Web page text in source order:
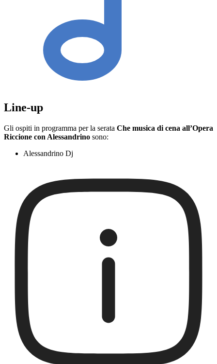
Line-up
Gli ospiti in programma per la serata Che musica di cena all’Opera
Riccione con Alessandrino sono:
Alessandrino Dj